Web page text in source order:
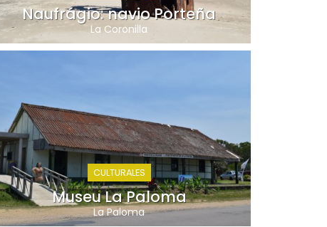
Naufrágio: navio Porteña
La Coronilla
CULTURALES
Museu La Paloma
La Paloma